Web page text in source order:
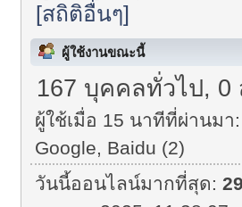
[สถิติอื่นๆ]
ผู้ใช้งานขณะนี้
167 บุคคลทั่วไป, 0
ผู้ใช้เมื่อ 15 นาทีที่ผ่านมา:
Google, Baidu (2)
วันนี้ออนไลน์มากที่สุด: